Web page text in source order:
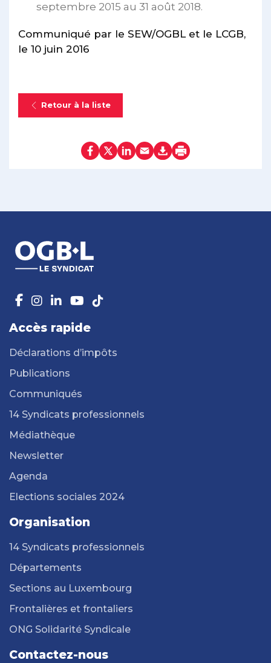
septembre 2015 au 31 août 2018.
Communiqué par le SEW/OGBL et le LCGB,
le 10 juin 2016
Retour à la liste
Accès rapide
Déclarations d’impôts
Publications
Communiqués
14 Syndicats professionnels
Médiathèque
Newsletter
Agenda
Elections sociales 2024
Organisation
14 Syndicats professionnels
Départements
Sections au Luxembourg
Frontalières et frontaliers
ONG Solidarité Syndicale
Contactez-nous